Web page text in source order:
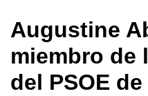
Augustine
miembro de
del PSOE